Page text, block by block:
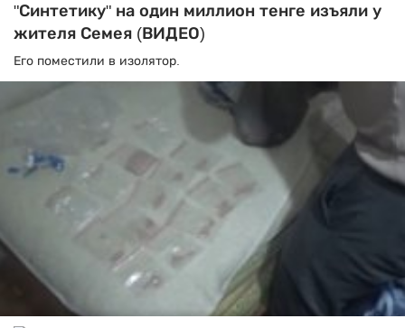
"Синтетику" на один миллион тенге изъяли у
жителя Семея (ВИДЕО)
Его поместили в изолятор.